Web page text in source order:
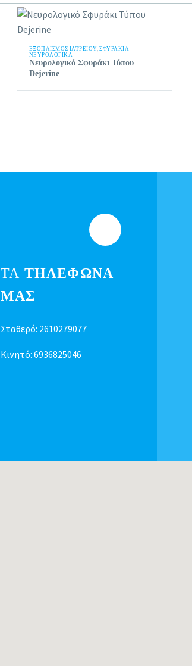
ΕΞΟΠΛΙΣΜΟΣ ΙΑΤΡΕΙΟΥ,ΣΦΥΡΆΚΙΑ
ΝΕΥΡΟΛΟΓΙΚΆ
Νευρολογικό Σφυράκι Τύπου
Dejerine
ΤΑ ΤΗΛΕΦΩΝΑ
ΜΑΣ
Σταθερό: 2610279077
Κινητό: 6936825046